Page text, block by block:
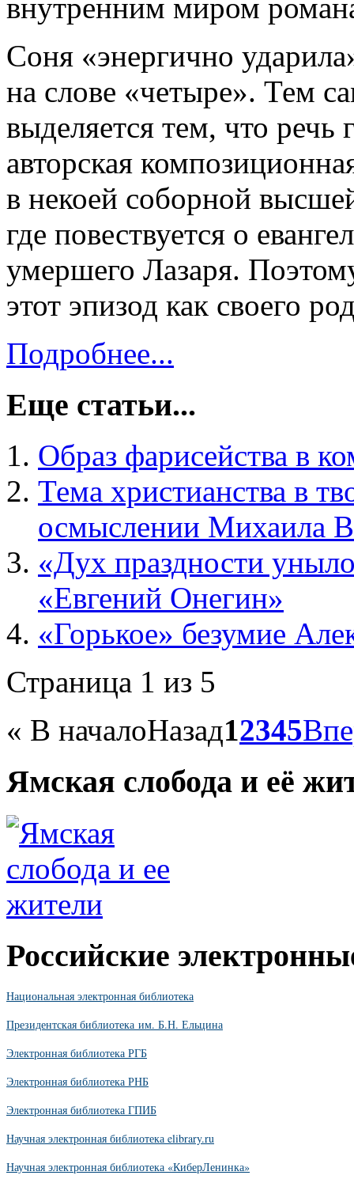
внутренним миром
Соня «энергично
на слове «четыре». Тем
выделяется тем, что речь
авторская
в некоей соборной
где повествуется о
умершего Лазаря.
этот эпизод как своего
Подробнее...
Еще статьи...
Образ фарисейства в
Тема христианства в
осмыслении Михаила
«Дух праздности
«Евгений Онегин»
«Горькое» безумие
Страница 1 из 5
« В началоНазад12345
Ямская слобода и её
Российские
Национальная электронная библиотека
Президентская библиотека им. Б.Н. Ельцина
Электронная библиотека РГБ
Электронная библиотека РНБ
Электронная библиотека ГПИБ
Научная электронная библиотека elibrary.ru
Научная электронная библиотека «КиберЛенинка»